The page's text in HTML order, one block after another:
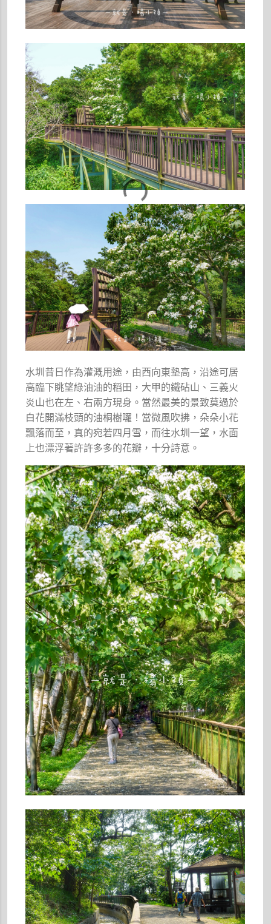
水圳昔日作為灌溉用途，由西向東墊高，沿途可居
高臨下眺望綠油油的稻田，大甲的鐵砧山、三義火
炎山也在左、右兩方現身。當然最美的景致莫過於
白花開滿枝頭的油桐樹囉！當微風吹拂，朵朵小花
飄落而至，真的宛若四月雪，而往水圳一望，水面
上也漂浮著許許多多的花瓣，十分詩意。